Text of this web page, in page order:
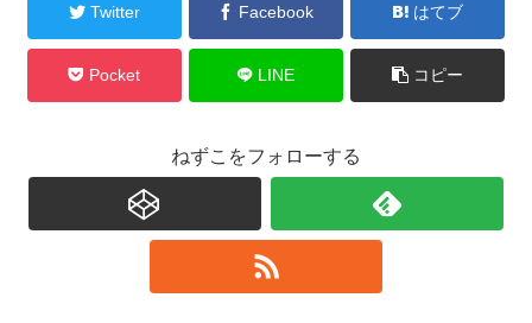
Twitter Facebook はてブ
Pocket LINE コピー
ねずこをフォローする